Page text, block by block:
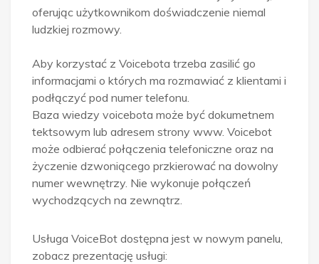
oferując użytkownikom doświadczenie niemal
ludzkiej rozmowy.
Aby korzystać z Voicebota trzeba zasilić go
informacjami o których ma rozmawiać z klientami i
podłączyć pod numer telefonu.
Baza wiedzy voicebota może być dokumetnem
tektsowym lub adresem strony www. Voicebot
może odbierać połączenia telefoniczne oraz na
życzenie dzwoniącego przkierować na dowolny
numer wewnętrzy. Nie wykonuje połączeń
wychodzących na zewnątrz.
Usługa VoiceBot dostępna jest w nowym panelu,
zobacz prezentację usługi: